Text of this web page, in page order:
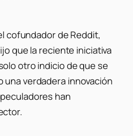
cofundador de Reddit,
que la reciente iniciativa
otro indicio de que se
verdadera innovación
han